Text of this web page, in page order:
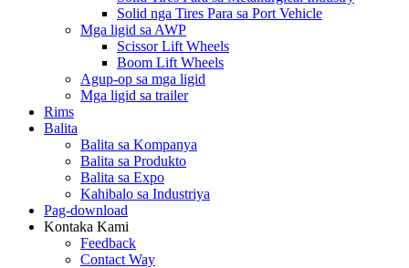
Solid nga Tires Para sa Port Vehicle
Mga ligid sa AWP
Scissor Lift Wheels
Boom Lift Wheels
Agup-op sa mga ligid
Mga ligid sa trailer
Rims
Balita
Balita sa Kompanya
Balita sa Produkto
Balita sa Expo
Kahibalo sa Industriya
Pag-download
Kontaka Kami
Feedback
Contact Way